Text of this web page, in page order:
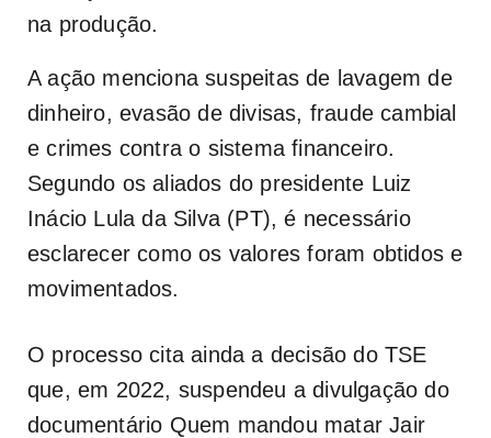
na produção.
A ação menciona suspeitas de lavagem de
dinheiro, evasão de divisas, fraude cambial
e crimes contra o sistema financeiro.
Segundo os aliados do presidente Luiz
Inácio Lula da Silva (PT), é necessário
esclarecer como os valores foram obtidos e
movimentados.
O processo cita ainda a decisão do TSE
que, em 2022, suspendeu a divulgação do
documentário Quem mandou matar Jair